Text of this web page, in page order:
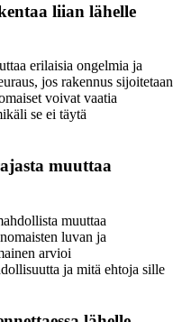
liian lähelle
erilaisia ongelmia ja
jos rakennus sijoitetaan
voivat vaatia
se ei täytä
muuttaa
muuttaa
luvan ja
arvioi
ja mitä ehtoja sille